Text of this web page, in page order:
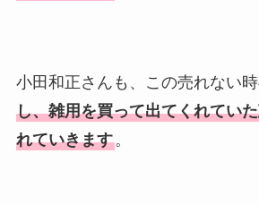
小田和正さんも、この売れない
し、雑用を買って出てくれてい
れていきます。